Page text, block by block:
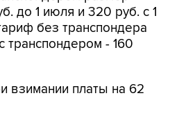
до 1 июля и 320 руб. с 1
без транспондера
транспондером - 160
взимании платы на 62